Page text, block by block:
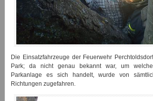
Die Einsatzfahrzeuge der Feuerwehr
Park; da nicht genau bekannt war, um
Parkanlage es sich handelt, wurde von
Richtungen zugefahren.